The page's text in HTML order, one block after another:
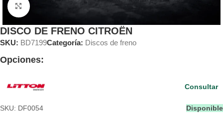
Clic para ampliar
DISCO DE FRENO CITROËN
SKU: BD7199Categoría: Discos de freno
Opciones:
SKU: DF0054 Disponible
Consultar